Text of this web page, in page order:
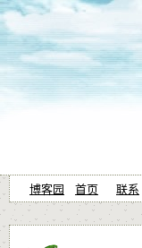
博客园 首页 联系